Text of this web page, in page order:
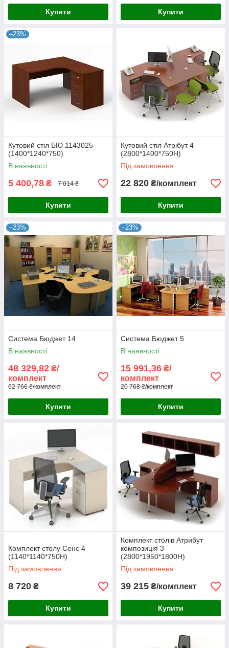
Купити Купити
–23%
Кутовий стіл БЮ 1143025
(1400*1240*750)
В наявності
5 400,78 ₴ 7 014 ₴
Купити
Кутовий стіл Атрібут 4
(2800*1400*750Н)
Під замовлення
22 820 ₴/комплект
Купити
–23%
Система Бюджет 14
В наявності
48 329,82 ₴/
комплект
62 766 ₴/комплект
Купити
–23%
Система Бюджет 5
В наявності
15 991,36 ₴/
комплект
20 768 ₴/комплект
Купити
Комплект столу Сенс 4
(1140*1140*750H)
Під замовлення
8 720 ₴
Купити
Комплект столів Атрибут
композиція 3
(2800*1950*1800H)
Під замовлення
39 215 ₴/комплект
Купити